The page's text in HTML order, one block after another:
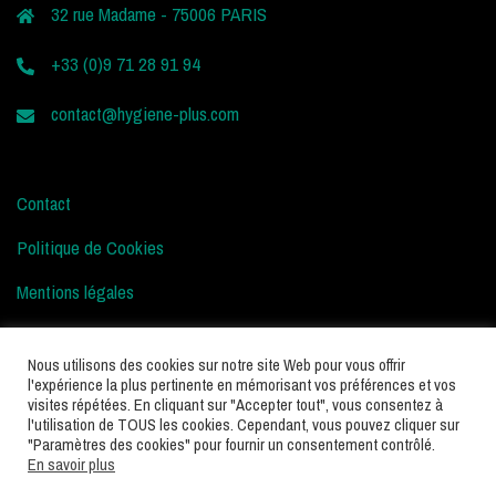
32 rue Madame - 75006 PARIS
+33 (0)9 71 28 91 94
contact@hygiene-plus.com
Contact
Politique de Cookies
Mentions légales
Conditions d’Utilisation
Nous utilisons des cookies sur notre site Web pour vous offrir
l'expérience la plus pertinente en mémorisant vos préférences et vos
visites répétées. En cliquant sur "Accepter tout", vous consentez à
l'utilisation de TOUS les cookies. Cependant, vous pouvez cliquer sur
"Paramètres des cookies" pour fournir un consentement contrôlé.
En savoir plus